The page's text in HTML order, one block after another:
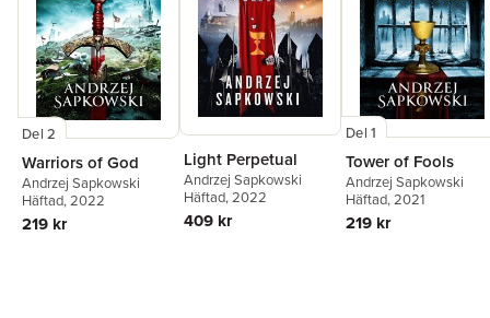
Del 2
Warriors of God
Andrzej Sapkowski
Häftad, 2022
219 kr
Light Perpetual
Andrzej Sapkowski
Häftad, 2022
409 kr
Del 1
Tower of Fools
Andrzej Sapkowski
Häftad, 2021
219 kr